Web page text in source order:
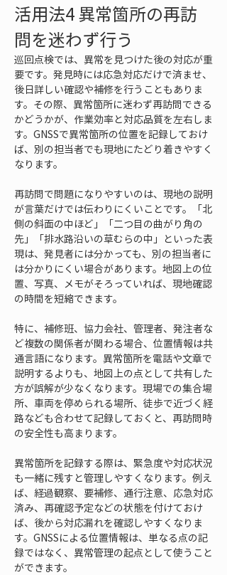
活用法4 異常箇所の再訪
問を迷わず行う
巡回点検では、異常を見つけた後の対応が重
要です。発見時には応急対応だけで済ませ、
後日詳しい確認や補修を行うこともありま
す。その際、異常箇所に迷わず再訪問できる
かどうかが、作業効率と対応品質を左右しま
す。GNSSで異常箇所の位置を記録しておけ
ば、別の担当者でも現地にたどり着きやすく
なります。
再訪問で問題になりやすいのは、現地の説明
が言葉だけでは伝わりにくいことです。「北
側の斜面の中ほど」「二つ目の曲がり角の
先」「排水路沿いの草むらの中」といった表
現は、発見者には分かっても、別の担当者に
は分かりにくい場合があります。地図上の位
置、写真、メモがそろっていれば、現地確認
の時間を短縮できます。
特に、補修班、協力会社、管理者、発注者な
ど複数の関係者が関わる場合、位置情報は共
通言語になります。異常箇所を電話や文章で
説明するよりも、地図上の点として共有した
方が誤解が少なくなります。現場での集合場
所、車両を停められる場所、徒歩で近づく経
路なども合わせて記録しておくと、再訪問時
の安全性も高まります。
異常箇所を記録する際は、緊急度や対応状況
も一緒に残すと管理しやすくなります。例え
ば、経過観察、要補修、通行注意、応急対応
済み、再確認予定などの状態を付けておけ
ば、後から対応漏れを確認しやすくなりま
す。GNSSによる位置情報は、単なる点の記
録ではなく、異常管理の起点として使うこと
ができます。